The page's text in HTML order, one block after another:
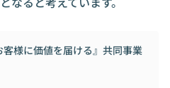
客様に価値を届ける』共同事業